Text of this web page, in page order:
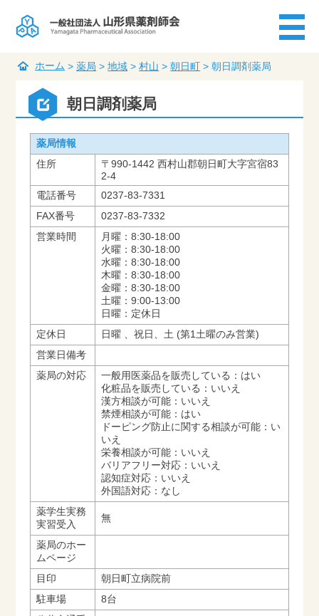
ホーム >薬局 >地域 >村山 >朝日町 >朝日調剤薬局
朝日調剤薬局
薬局情報
住所
〒990-1442 西村山郡朝日町大字宮宿83
2-4
電話番号
0237-83-7331
FAX番号
0237-83-7332
営業時間
月曜：8:30-18:00
火曜：8:30-18:00
水曜：8:30-18:00
木曜：8:30-18:00
金曜：8:30-18:00
土曜：9:00-13:00
日曜：定休日
定休日
日曜 、祝日、土 (第1土曜のみ営業)
営業日備考
薬局の対応
一般用医薬品を販売している：はい
化粧品を販売している：いいえ
漢方相談が可能：いいえ
禁煙相談が可能：はい
ドーピング防止に関する相談が可能：い
いえ
栄養相談が可能：いいえ
バリアフリー対応：いいえ
認知症対応：いいえ
外国語対応：なし
薬学生実務
実習受入
無
薬局のホー
ムページ
目印
朝日町立病院前
駐車場
8台